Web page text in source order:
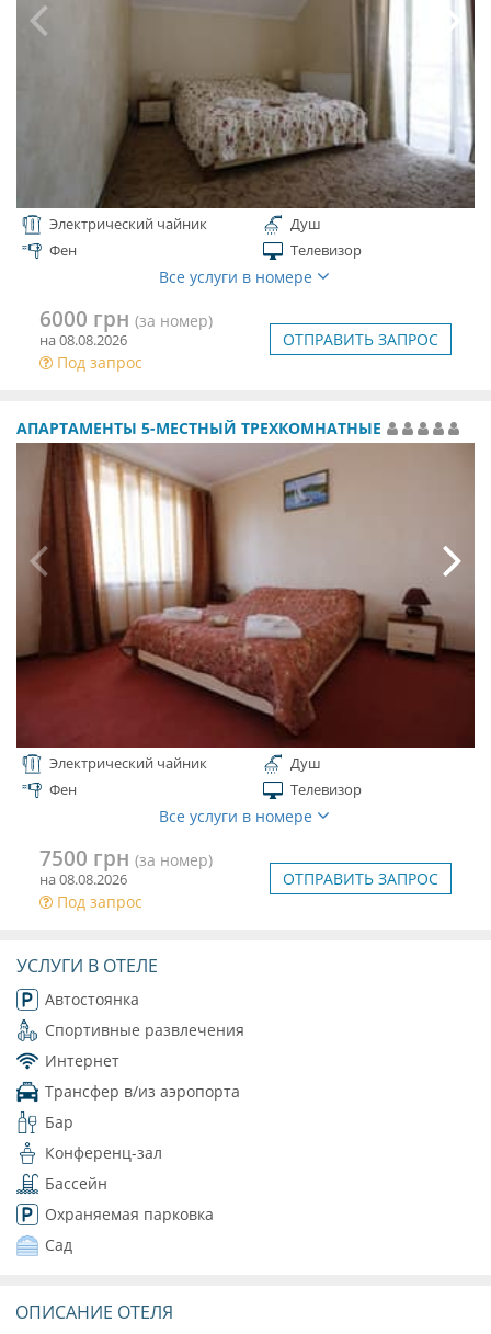
Электрический чайник
Душ
Фен
Телевизор
Все услуги в номере
6000 грн (за номер)
на 08.08.2026
Под запрос
ОТПРАВИТЬ ЗАПРОС
АПАРТАМЕНТЫ 5-МЕСТНЫЙ ТРЕХКОМНАТНЫЕ
Электрический чайник
Душ
Фен
Телевизор
Все услуги в номере
7500 грн (за номер)
на 08.08.2026
Под запрос
ОТПРАВИТЬ ЗАПРОС
УСЛУГИ В ОТЕЛЕ
Автостоянка
Спортивные развлечения
Интернет
Трансфер в/из аэропорта
Бар
Конференц-зал
Бассейн
Охраняемая парковка
Сад
ОПИСАНИЕ ОТЕЛЯ